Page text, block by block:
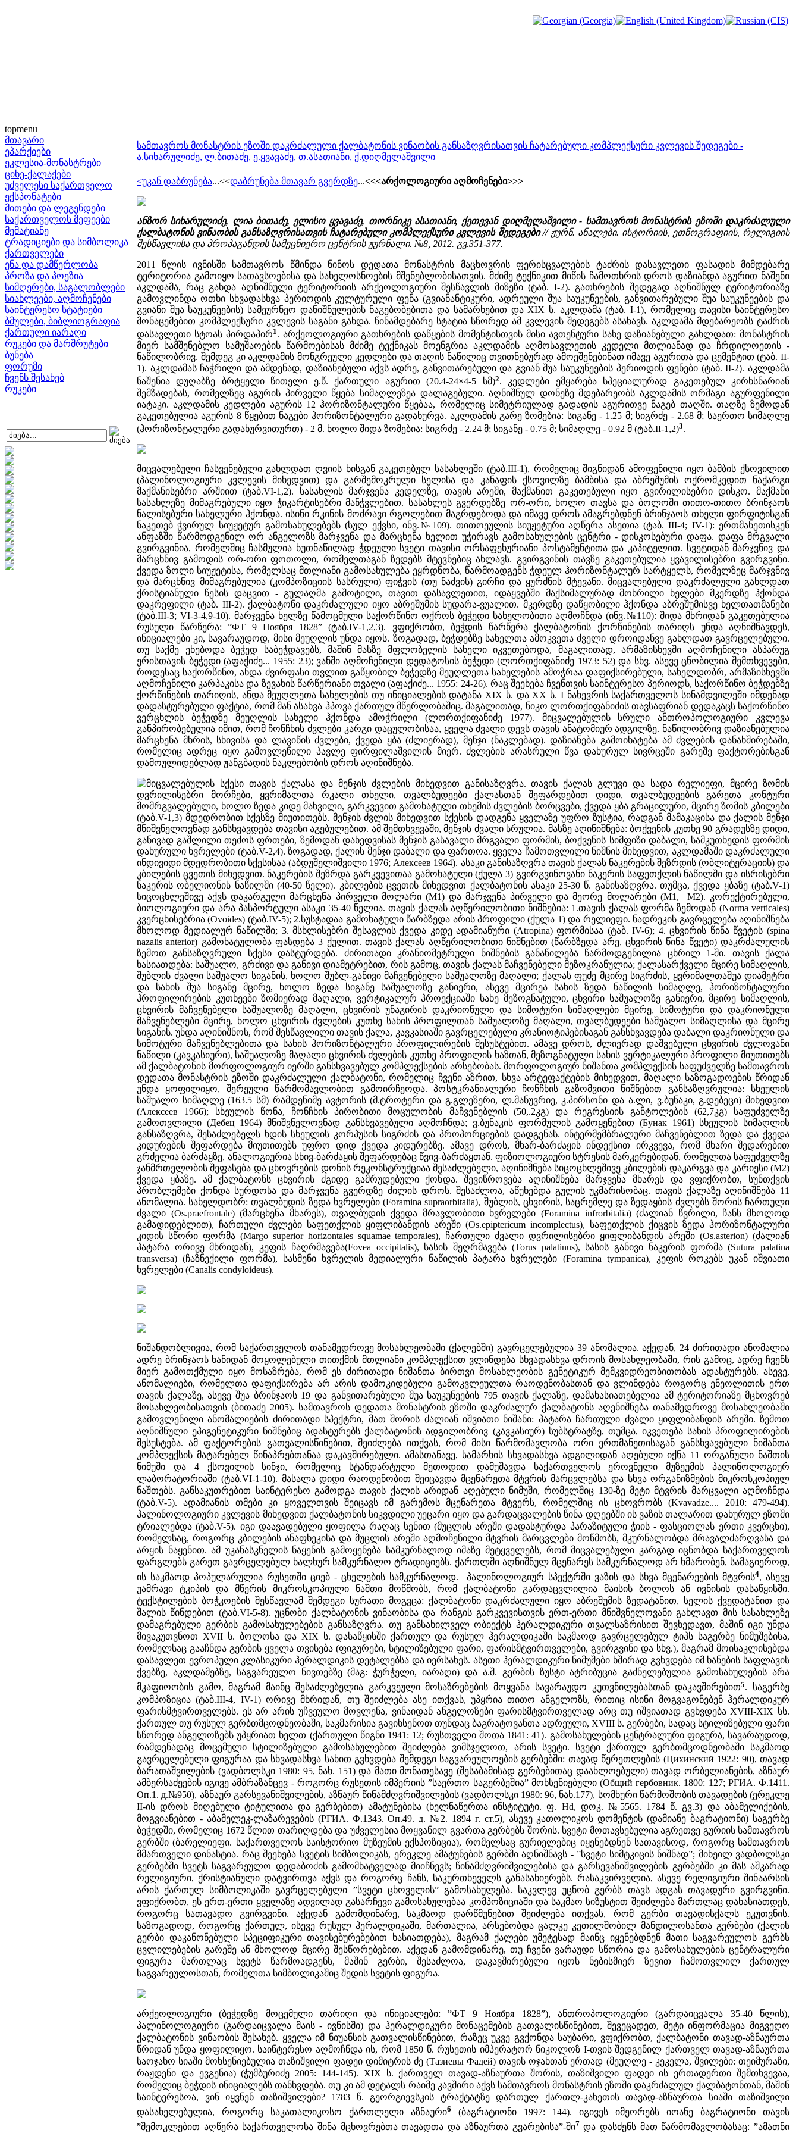
topmenu
მთავარი
ეპარქიები
ეკლესია-მონასტრები
ციხე-ქალაქები
უძველესი საქართველო
ექსპონატები
მითები და ლეგენდები
საქართველოს მეფეები
მემატიანე
ტრადიციები და სიმბოლიკა
ქართველები
ენა და დამწერლობა
პროზა და პოეზია
სიმღერები, საგალობლები
სიახლეები, აღმოჩენები
საინტერესო სტატიები
ბმულები, ბიბლიოგრაფია
ქართული იარაღი
რუკები და მარშრუტები
ბუნება
ფორუმი
ჩვენს შესახებ
რუკები
სამთავროს მონასტრის ეზოში დაკრძალული ქალბატონის ვინაობის განსაზღვრისათვის ჩატარებული კომპლექსური კვლევის შედეგები -
ა.სიხარულიძე, ლ.ბითაძე, ე.ყვავაძე, თ.ასათიანი, ქ.დიღმელაშვილი
<უკან დაბრუნება...<<დაბრუნება მთავარ გვერდზე...<<<არქოლოგიური აღმოჩენები>>>
ანზორ სიხარულიძე, ლია ბითაძე, ელისო ყვავაძე, თორნიკე ასათიანი, ქეთევან დიღმელაშვილი - სამთავროს მონასტრის ეზოში დაკრძალული
ქალბატონის ვინაობის განსაზღვრისათვის ჩატარებული კომპლექსური კვლევის შედეგები// ჟურნ. ანალები. ისტორიის, ეთნოგრაფიის, რელიგიის
შესწავლისა და პროპაგანდის სამეცნიერო ცენტრის ჟურნალი. №8, 2012. გვ.351-377.
2011 წლის ივნისში სამთავროს წმინდა ნინოს დედათა მონასტრის მაცხოვრის ფერისცვალების ტაძრის დასავლეთი ფასადის მიმდებარე
ტერიტორია გამოიყო სათავსოებისა და სახელოსნოების მშენებლობისათვის. მძიმე ტექნიკით მიწის ჩამოთხრის დროს დაზიანდა აგურით ნაშენი
აკლდამა, რაც გახდა აღნიშნული ტერიტორიის არქეოლოგიური შესწავლის მიზეზი (ტაბ. I-2). გათხრების შედეგად აღნიშნულ ტერიტორიაზე
გამოვლინდა ოთხი სხვადასხვა პერიოდის კულტურული ფენა (გვიანანტიკური, ადრეული შუა საუკუნეების, განვითარებული შუა საუკუნეების და
გვიანი შუა საუკუნეების) სამეურნეო დანიშნულების ნაგებობებითა და სამარხებით და XIX ს. აკლდამა (ტაბ. I-1), რომელიც თავისი საინტერესო
მონაცემებით კომპლექსური კვლევის საგანი გახდა. წინამდებარე სტატია სწორედ ამ კვლევის შედეგებს ასახავს. აკლდამა მდებარეობს ტაძრის
დასავლეთი სტოას პირდაპირ1. არქეოლოგიური გათხრების დაწყების მომენტისთვის მისი ავთენტური სახე დაზიანებული გახლდათ: მონასტრის
მიერ სამშენებლო სამუშაოების წარმოებისას მძიმე ტექნიკას მოენგრია აკლდამის აღმოსავლეთის კედელი მთლიანად და ჩრდილოეთის -
ნაწილობრივ. შემდეგ კი აკლდამის მონგრეული კედლები და თაღის ნაწილიც თვითნებურად ამოეშენებინათ იმავე აგურითა და ცემენტით (ტაბ. II-
1). აკლდამას ჩაჭრილი და ამდენად, დაზიანებული აქვს ადრე, განვითარებული და გვიან შუა საუკუნეების პერიოდის ფენები (ტაბ. II-2). აკლდამა
ნაშენია დუღაბზე ბრტყელი წითელი ე.წ. ქართული აგურით (20.4-24×4-5 სმ)2. კედლები ემყარება სპეციალურად გაკეთებულ კირხსნარიან
შემზადებას, რომელზეც აგურის პირველი წყება სიმაღლეზეა დალაგებული. აღნიშნულ დონეზე მდებარეობს აკლდამის ორმაგი აგურფენილი
იატაკი. აკლდამის კედლები აგურის 12 ჰორიზონტალური წყებაა, რომელიც სიმეტრიულად გადადის აგურითვე ნაგებ თაღში. თაღზე ზემოდან
გაკეთებულია აგურის 8 წყებით ნაგები ჰორიზონტალური გადახურვა. აკლდამის გარე ზომებია: სიგანე - 1.25 მ; სიგრძე - 2.68 მ; საერთო სიმაღლე
(ჰორიზონტალური გადახურვითურთ) - 2 მ. ხოლო შიდა ზომებია: სიგრძე - 2.24 მ; სიგანე - 0.75 მ; სიმაღლე - 0.92 მ (ტაბ.II-1,2)3.
მიცვალებული ჩასვენებული გახლდათ ღვიის ხისგან გაკეთებულ სასახლეში (ტაბ.III-1), რომელიც შიგნიდან ამოფენილი იყო ბამბის ქსოვილით
(პალინოლოგიური კვლევის მიხედვით) და გარშემოკრული სელისა და კანაფის ქსოვილზე ბამბისა და აბრეშუმის ოქრომკედით ნაქარგი
მაქმანისებრი არშიით (ტაბ.VI-1,2). სასახლის მარჯვენა კედელზე, თავის არეში, მაქმანით გაკეთებული იყო გვირილისებრი დისკო. მაქმანი
სასახლეზე მიმაგრებული იყო ჭიკარტისებრი მანჭვლებით. სასახლეს გვერდებზე ორ-ორი, ხოლო თავსა და ბოლოში თითო-თითო ბრინჯაოს
ნალისებური სახელური ჰქონდა. ისინი რკინის მოძრავი რგოლებით მაგრდებოდა და იმავე დროს ამაგრებდნენ ბრინჯაოს თხელი ფირფიტისგან
ნაკეთებ ჭვირულ სიუჟეტურ გამოსახულებებს (სულ ექვსი, ინვ.№109). თითოეულის სიუჟეტური აღწერა ასეთია (ტაბ. III-4; IV-1): ერთმანეთისკენ
ანფაზში წარმოდგენილ ორ ანგელოზს მარჯვენა და მარცხენა ხელით უჭირავს გამოსახულების ცენტრი - დისკოსებური დაფა. დაფა მრგვალი
გვირგვინია, რომელშიც ჩასმულია ხუთნაწილად ჭდეული სვეტი თავისი ორსაფეხურიანი პოსტამენტითა და კაპიტელით. სვეტიდან მარჯვნივ და
მარცხნივ გამოდის ორ-ორი ფოთოლი, რომელთაგან ზედებს მტევნებიც ახლავს. გვირგვინის თავზე გაკეთებულია ყვავილისებრი გვირგვინი.
ქვედა ზოლი სიუჟეტისა, რომელსაც მთლიანი გამოსახულება ეყრდნობა, წარმოადგენს ჭდეულ ჰორიზონტალურ სარტყელს, რომელზეც მარჯვნივ
და მარცხნივ მიმაგრებულია (კომპოზიციის სასრული) ფიჭვის (თუ ნაძვის) გირჩი და ყურძნის მტევანი. მიცვალებული დაკრძალული გახლდათ
ქრისტიანული წესის დაცვით - გულაღმა გაშოტილი, თავით დასავლეთით, იდაყვებში მაქსიმალურად მოხრილი ხელები მკერდზე ჰქონდა
დაკრეფილი (ტაბ. III-2). ქალბატონი დაკრძალული იყო აბრეშუმის სუდარა-ვუალით. მკერდზე დაწყობილი ჰქონდა აბრეშუმისვე ხელთათმანები
(ტაბ.III-3; VI-3-4,9-10). მარჯვენა ხელზე წამოცმული საქორწინო ოქროს ბეჭედი სახელობითი აღმოჩნდა (ინვ.№110): შიდა მხრიდან გაკეთებულია
რუსული წარწერა: ”ФТ 9 Ноября 1828” (ტაბ.IV-1,2,3). ვფიქრობთ, ბეჭდის წარწერა ქალბატონის ქორწინების თარიღს უნდა აღნიშნავდეს,
ინიციალები კი, სავარაუდოდ, მისი მეუღლის უნდა იყოს. ზოგადად, ბეჭდებზე სახელთა ამოკვეთა ძველი დროიდანვე გახლდათ გავრცელებული.
თუ საქმე ეხებოდა ბეჭედ საბეჭდავებს, მაშინ მასზე მფლობელის სახელი იკვეთებოდა, მაგალითად, არმაზისხევში აღმოჩენილი ასპარუგ
ერისთავის ბეჭედი (აფაქიძე... 1955: 23); ვანში აღმოჩენილი დედატოსის ბეჭედი (ლორთქიფანიძე 1973: 52) და სხვ. ასევე ცნობილია შემთხვევები,
როდესაც საქორწინო, ანდა ძვირფასი თვლით გაწყობილ ბეჭედზე მეუღლეთა სახელების ამოჭრაა დაფიქსირებული, სახელდობრ, არმაზისხევში
აღმოჩენილი კარპაკისა და ზევახის წარწერიანი თვალი (აფაქიძე... 1955: 24-26). რაც შეეხება ჩვენთვის საინტერესო პერიოდს, საქორწინო ბეჭდებზე
ქორწინების თარიღის, ანდა მეუღლეთა სახელების თუ ინიციალების დატანა XIX ს. და XX ს. I ნახევრის საქართველოს სინამდვილეში იმდენად
დადასტურებული ფაქტია, რომ მან ასახვა ჰპოვა ქართულ მწერლობაშიც. მაგალითად, ნიკო ლორთქიფანიძის თავსაფრიან დედაკაცს საქორწინო
ვერცხლის ბეჭედზე მეუღლის სახელი ჰქონდა ამოჭრილი (ლორთქიფანიძე 1977). მიცვალებულის სრული ანთროპოლოგიური კვლევა
განპირობებულია იმით, რომ ჩონჩხის ძვლები კარგი დაცულობისაა, ყველა ძვალი დევს თავის ანატომიურ ადგილზე. ნაწილობრივ დაზიანებულია
მარცხენა მხრის, სხივისა და ლავიწის ძვლები, ქვედა ყბა (ძლიერად), მენჯი (ნაკლებად). დაზიანება გამოიხატება ამ ძვლების დანახშირებაში,
რომელიც ადრეც იყო გამოვლენილი პავლე ფირფილაშვილის მიერ. ძვლების არასრული წვა დახურულ სივრცეში გარეშე ფაქტორებისგან
დამოულიდებლად ჟანგბადის ნაკლებობის დროს აღინიშნება.
მიცვალებულის სქესი თავის ქალასა და მენჯის ძვლების მიხედვით განისაზღვრა. თავის ქალას გლუვი და სადა რელიეფი, მცირე ზომის
დვრილისებრი მორჩები, ყვრიმალთა რკალი თხელი, თვალბუდეები ქალასთან შეფარდებით დიდი, თვალბუდეების გარეთა კონტური
მომრგვალებული, ხოლო ზედა კიდე მახვილი, გარკვევით გამოხატული თხემის ძვლების ბორცვები, ქვედა ყბა გრაცილური, მცირე ზომის კბილები
(ტაბ.V-1,3) მდედრობით სქესზე მიუთითებს. მენჯის ძვლის მიხედვით სქესის დადგენა ყველაზე უფრო ზუსტია, რადგან მამაკაცისა და ქალის მენჯი
მნიშვნელოვნად განსხვავდება თავისი აგებულებით. ამ შემთხვევაში, მენჯის ძვალი სრულია. მასზე აღინიშნება: ბოქვენის კუთხე 90 გრადუსზე დიდი,
განივად გაშლილი თეძოს ფრთები, ზემოდან დახედვისას მენჯის გასავალი მრგვალი ფორმის, ბოქვენის სიმფიზი დაბალი, სამკუთხედის ფორმის
დახურული ხვრელები (ტაბ.V-2,4). ზოგადად, ქალის მენჯი დაბალი და ფართოა. ყველა ჩამოთვლილი ნიშნის მიხედვით, აკლდამაში დაკრძალული
ინდივიდი მდედრობითი სქესისაა (აბდუშელიშვილი 1976; Алексеев 1964). ასაკი განისაზღვრა თავის ქალას ნაკერების შეზრდის (ობლიტერაციის) და
კბილების ცვეთის მიხედვით. ნაკერების შეზრდა გარკვევითაა გამოხატული (ქულა 3) გვირგვინოვანი ნაკერის საფეთქლის ნაწილში და ისრისებრი
ნაკერის ობელიონის ნაწილში (40-50 წელი). კბილების ცვეთის მიხედვით ქალბატონის ასაკი 25-30 წ. განისაზღვრა. თუმცა, ქვედა ყბაზე (ტაბ.V-1)
სიცოცხლეშივე აქვს დაკარგული მარცხენა პირველი მოლარი (M1) და მარჯვენა პირველი და მეორე მოლარები (M1, M2). კორექტირებული,
ბიოლოგიური და არა პასპორტული ასაკი 35-40 წელია. თავის ქალას აღწერილობითი ნიშნებია: 1.თავის ქალას ფორმა ზემოდან (Norma verticales)
კვერცხისებრია (Ovoides) (ტაბ.IV-5); 2.სუსტადაა გამოხატული წარბზედა არის პროფილი (ქულა 1) და რელიეფი. ნადრეკის გავრცელება აღინიშნება
მხოლოდ მედიალურ ნაწილში; 3. მსხლისებრი შესავლის ქვედა კიდე ადამიანური (Atropina) ფორმისაა (ტაბ. IV-6); 4. ცხვირის წინა წვეტის (spina
nazalis anterior) გამოხატულობა ფასდება 3 ქულით. თავის ქალას აღწერილობითი ნიშნებით (წარბზედა არე, ცხვირის წინა წვეტი) დაკრძალულის
ზემოთ განსაზღვრული სქესი დასტურდება. ძირითადი კრანიომეტრული ნიშნების განაწილება წარმოდგენილია ცხრილ 1-ში. თავის ქალა
ხასიათდება: საშუალო, გრძივი და განივი დიამეტრებით, რის გამოც, თავის ქალას მაჩვენებელი მეზოკრანულია; ქალასარქველი მცირე სიმაღლის,
შუბლის ძვალი საშუალო სიგანის, ხოლო შუბლ-განივი მაჩვენებელი საშუალოზე მაღალი; ქალას ფუძე მცირე სიგრძის, ყვრიმალთაშუა დიამეტრი
და სახის შუა სიგანე მცირე, ხოლო ზედა სიგანე საშუალოზე განიერი, ასევე მცირეა სახის ზედა ნაწილის სიმაღლე, ჰორიზონტალური
პროფილირების კუთხეები ზომიერად მაღალი, ვერტიკალურ პროექციაში სახე მეზოგნატული, ცხვირი საშუალოზე განიერი, მცირე სიმაღლის,
ცხვირის მაჩვენებელი საშუალოზე მაღალი, ცხვირის უნაგირის დაკრიონული და სიმოტური სიმაღლები მცირე, სიმოტური და დაკრიონული
მაჩვენებლები მცირე, ხოლო ცხვირის ძვლების კუთხე სახის პროფილთან საშუალოზე მაღალი, თვალბუდეები საშუალო სიმაღლისა და მცირე
სიგანის. უნდა აღინიშნოს, რომ შესწავლილი თავის ქალა, კავკასიაში გავრცელებული კრანიოტიპებისაგან განსხვავდება დაბალი დაკრიონული და
სიმოტური მაჩვენებლებითა და სახის ჰორიზონტალური პროფილირების შესუსტებით. ამავე დროს, ძლიერად დაშვებული ცხვირის ძვლოვანი
ნაწილი (კავკასიური), საშუალოზე მაღალი ცხვირის ძვლების კუთხე პროფილის ხაზთან, მეზოგნატული სახის ვერტიკალური პროფილი მიუთითებს
ამ ქალბატონის მორფოლოგიურ იერში განსხვავებულ კომპლექსების არსებობას. მორფოლოგიურ ნიშანთა კომპლექსის საფუძველზე სამთავროს
დედათა მონასტრის ეზოში დაკრძალული ქალბატონი, რომელიც ჩვენი აზრით, სხვა არტეფაქტების მიხედვით, მაღალი საზოგადოების წრიდან
უნდა ყოფილიყო, შერეული წარმომავლობით გამოირჩეოდა. პოსტკრანიალური ჩონჩხის გაზომვითი ნიშნებით განსაზღვრულია: სხეულის
საშუალო სიმაღლე (163.5 სმ) რამდენიმე ავტორის (მ.ტროტერი და გ.გლეზერი, ლ.მანუვრიე, კ.პირსონი და ა.ლი, ვ.ბუნაკი, გ.დებეცი) მიხედვით
(Алексеев 1966); სხეულის წონა, ჩონჩხის პირობითი მოცულობის მაჩვენებლის (50,.2კგ) და რეგრესიის განტოლების (62,7კგ) საფუძველზე
გამოთვლილი (Дебец 1964) მნიშვნელოვნად განსხვავებული აღმოჩნდა; ვ.ბუნაკის ფორმულის გამოყენებით (Бунак 1961) სხეულის სიმაღლის
განსაზღვრა, შესაძლებელს ხდის სხეულის კორპუსის სიგრძის და პროპორციების დადგენას. ინტერმემბრალური მაჩვენებლით ზედა და ქვედა
კიდურების შეფარდება მიუთითებს უფრო დიდ ქვედა კიდურებზე. ამავე დროს, მხარ-ბარძაყის ინდექსით ირკვევა, რომ მხარი შედარებით
გრძელია ბარძაყზე, ანალოგიურია სხივ-ბარძაყის შეფარდებაც წვივ-ბარძაყთან. ფიზიოლოგიური სტრესის მარკერებიდან, რომელთა საფუძველზე
ჯანმრთელობის შეფასება და ცხოვრების დონის რეკონსტრუქციაა შესაძლებელი, აღინიშნება სიცოცხლეშივე კბილების დაკარგვა და კარიესი (M2)
ქვედა ყბაზე. ამ ქალბატონს ცხვირის ძგიდე გამრუდებული ქონდა. შევიწროვება აღინიშნება მარჯვენა მხარეს და ვფიქრობთ, სუნთქვის
პრობლემები ქონდა სურდოსა და მარჯვენა გვერდზე ძილის დროს. შესაძლოა, აწუხებდა გულის უკმარისობაც. თავის ქალაზე აღინიშნება 11
ანომალია. სახელდობრ: თვალბუდის ზედა ხვრელები (Foramina supraorbitalia), შუბლის, ცხვირის, საცრემლე და ზედაყბის ძვლებს შორის ჩართული
ძვალი (Os.praefrontale) (მარცხენა მხარეს), თვალბუდის ქვედა მრავლობითი ხვრელები (Foramina infrorbitalia) (ძალიან წვრილი, ჩანს მხოლოდ
გამადიდებლით), ჩართული ძვლები საფეთქლის ყიფლიბანდის არეში (Os.epiptericum incomplectus), საფეთქლის ქიცვის ზედა ჰორიზონტალური
კიდის სწორი ფორმა (Margo superior horizontales squamae temporales), ჩართული ძვალი დვრილისებრი ყიფლიბანდის არეში (Os.asterion) (ძალიან
პატარა ორივე მხრიდან), კეფის ჩაღრმავება(Fovea occipitalis), სასის შეღრმავება (Torus palatinus), სასის განივი ნაკერის ფორმა (Sutura palatina
transversa) (ჩაზნექილი ფორმა), სასმენი ხვრელის მედიალური ნაწილის პატარა ხვრელები (Foramina tympanica), კეფის როკებს უკან იშვიათი
ხვრელები (Canalis condyloideus).
ნიშანდობლივია, რომ საქართველოს თანამედროვე მოსახლეობაში (ქალებში) გავრცელებულია 39 ანომალია. აქედან, 24 ძირითადი ანომალია
ადრე ბრინჯაოს ხანიდან მოყოლებული თითქმის მთლიანი კომპლექსით ვლინდება სხვადასხვა დროის მოსახლეობაში, რის გამოც, ადრე ჩვენს
მიერ გამოთქმული იყო მოსაზრება, რომ ეს ძირითადი ნიშანთა ბირთვი მოსახლეობის გენეტიკურ მემკვიდრეობითობას ადასტურებს. ასევე,
ანომალიები, რომელთა დაფიქსირება არ არის დამოკიდებული გამოკვლეულთა რაოდენობასთან და ვლინდება როგორც ენეოლითის ერთ
თავის ქალაზე, ასევე შუა ბრინჯაოს 19 და განვითარებული შუა საუკუნეების 795 თავის ქალაზე, დამახასიათებელია ამ ტერიტორიაზე მცხოვრებ
მოსახლეობისათვის (ბითაძე 2005). სამთავროს დედათა მონასტრის ეზოში დაკრძალურ ქალბატონს აღენიშნება თანამედროვე მოსახლეობაში
გამოვლენილი ანომალიების ძირითადი სპექტრი, მათ შორის ძალიან იშვიათი ნიშანი: პატარა ჩართული ძვალი ყიფლიბანდის არეში. ზემოთ
აღნიშნული ეპიგენეტიკური ნიშნებიც ადასტურებს ქალბატონის ადგილობრივ (კავკასიურ) სუბსტრატზე, თუმცა, იკვეთება სახის პროფილირების
შესუსტება. ამ ფაქტორების გათვალისწინებით, შეიძლება ითქვას, რომ მისი წარმომავლობა ორი ერთმანეთისაგან განსხვავებული ნიშანთა
კომპლექსის მატარებელ წინაპრებთანაა დაკავშირებული. ამასთანავე, სამარხის სხვადასხვა ადგილიდან აღებული იქნა 11 ორგანული ნაშთის
ნიმუში და 4 ქსოვილის სინჯი, რომელიც სტანდარტული მეთოდით დამუშავდა საქართველოს ეროვნული მუზეუმის პალინოლოგიურ
ლაბორატორიაში (ტაბ.VI-1-10). მასალა დიდი რაოდენობით შეიცავდა მცენარეთა მტვრის მარცვლებსა და სხვა ორგანიზმების მიკროსკოპიულ
ნაშთებს. განსაკუთრებით საინტერესო გამოდგა თავის ქალის არიდან აღებული ნიმუში, რომელშიც 130-ზე მეტი მტვრის მარცვალი აღმოჩნდა
(ტაბ.V-5). ადამიანის თმები კი ყოველთვის შეიცავს იმ გარემოს მცენარეთა მტვერს, რომელშიც ის ცხოვრობს (Kvavadze.... 2010: 479-494).
პალინოლოგიური კვლევის მიხედვით ქალბატონის სიკვდილი უეცარი იყო და გარდაცვალების წინა დღეებში ის ვაზის თალარით დახურულ ეზოში
ტრიალებდა (ტაბ.V-5). იგი დაავადებული ყოფილა რაღაც სენით (მუცლის არეში დადასტურდა პარაზიტული ჭიის - ფასციოლას ერთი კვერცხი),
რომელსაც, როგორც კბილების ანაფხეკისა და მუცლის არეში აღმოჩენილი მტვრის მარცვლები მოწმობს, მკურნალობდა მრავალძარღვასა და
არყის ნაყენით. ამ უკანასკნელის ნაყენის გამოყენება სამკურნალოდ იმაზე მეტყველებს, რომ მიცვალებული კარგად იცნობდა საქართველოს
ფარგლებს გარეთ გავრცელებულ ხალხურ სამკურნალო ტრადიციებს. ქართლში აღნიშნულ მცენარეს სამკურნალოდ არ ხმარობენ, სამაგიეროდ,
ის საკმაოდ პოპულარულია რუსეთში ციებ - ცხელების სამკურნალოდ. პალინოლოგიურ სპექტრში ვაზის და სხვა მცენარეების მტვრის4, ასევე
უამრავი ტკიპის და მწერის მიკროსკოპიული ნაშთი მოწმობს, რომ ქალბატონი გარდაცვლილია მაისის ბოლოს ან ივნისის დასაწყისში.
ტექსტილების ბოჭკოების შესწავლამ შემდეგი სურათი მოგვცა: ქალბატონი დაკრძალული იყო აბრეშუმის ზედატანით, სელის ქვედატანით და
შალის წინდებით (ტაბ.VI-5-8). უცნობი ქალბატონის ვინაობისა და რანგის გარკვევისთვის ერთ-ერთი მნიშვნელოვანი გახლავთ მის სასახლეზე
დამაგრებული გერბის გამოსახულებების განსაზღვრა. თუ განსახილველ ობიექტს ჰერალდიკური თვალსაზრისით შევხედავთ, მაშინ იგი უნდა
მივაკუთვნოთ XVII ს. ბოლოსა და XIX ს. დასაწყისში ქართულ და რუსულ ჰერალდიკაში საკმაოდ გავრცელებულ ტიპს საგერბე ნიმუშებისა,
რომელსაც გააჩნდა გერბის ყველა თვისება (ფიგურები, სტილიზებული ფარი, ფარისმტვირთველები, გვირგვინი და სხვ.), მაგრამ მოისაკლისებდა
დასავლეთ ევროპული კლასიკური ჰერალდიკის დეტალებსა და იერსახეს. ასეთი ჰერალდიკური ნიმუშები ხშირად გვხვდება იმ ხანების საფლავის
ქვებზე, აკლდამებზე, საგვარეულო ნივთებზე (მაგ: ჭურჭელი, იარაღი) და ა.შ. გერბის ზუსტი ატრიბუცია გაძნელებულია გამოსახულების არა
მკაფიოობის გამო, მაგრამ მაინც შესაძლებელია გარკვეული მოსაზრებების მოყვანა სავარაუდო კუთვნილებასთან დაკავშირებით5. საგერბე
კომპოზიცია (ტაბ.III-4, IV-1) ორივე მხრიდან, თუ შეიძლება ასე ითქვას, უპყრია თითო ანგელოზს, რითიც ისინი მოგვაგონებენ ჰერალდიკურ
ფარისმტვირთველებს. ეს არ არის უჩვეულო მოვლენა, ვინაიდან ანგელოზები ფარისმტვირთველად არც თუ იშვიათად გვხვდება XVIII-XIX სს.
ქართულ თუ რუსულ გერბთმცოდნეობაში, საკმარისია გავიხსენოთ თუნდაც ბაგრატოვანთა ადრეული, XVIII ს. გერბები, სადაც სტილიზებული ფარი
სწორედ ანგელოზებს უპყრიათ ხელთ (ქართული წიგნი 1941: 12; რუსთველი შოთა 1841: 41). გამოსახულების ცენტრალური ფიგურა, სავარაუდოდ,
რამდენადაც მოცემული სტილიზებული გამოსახულებით შეიძლება ვიმსჯელოთ, არის სვეტი. სვეტი ქართულ გერბთმცოდნეობაში საკმაოდ
გავრცელებული ფიგურაა და სხვადასხვა სახით გვხვდება შემდეგი საგვარეულოების გერბებში: თავად წერეთლების (Цихинский 1922: 90), თავად
ბარათაშვილების (ვადბოლსკი 1980: 95, ნახ. 151) და მათი მონათესავე (შესაბამისად გერბებითაც დაახლოებული) თავად ორბელიანების, აზნაურ
ამბერსაძეების იგივე ამბრაზანცევ - როგორც რუსეთის იმპერიის ”საერთო საგერბეშია” მოხსენიებული (Общий гербовник. 1800: 127; РГИА. Ф.1411.
Оп.1. д.№950), აზნაურ გარსევანიშვილების, აზნაურ წინამძღვრიშვილების (ვადბოლსკი 1980: 96, ნახ.177), სომხური წარმოშობის თავადების (ერეკლე
II-ის დროს მიღებული ტიტულითა და გერბებით) ამატუნებისა (ხელნაწერთა ინსტიტუტი. ფ. Hd, დოკ. №5565. 1784 წ. გვ.3) და აბამელიქების,
მოგვიანებით - აბამელეკ-ლაზარევების (РГИА. Ф.1343. Оп.49. д. №2. 1894 г. ст.5), ასევე კათოლიკოს დომენტის (დამიანე ბაგრატიონი) საგერბე
ბეჭედში, რომელიც 1672 წლით თარიღდება და უძველესია მოყვანილ გვართა გერბებს შორის. სვეტი მოთავსებულია აგრეთვე გურიის სამთავროს
გერბში (ბარელიეფი. საქართველოს საისტორიო მუზეუმის ექსპოზიცია), რომელსაც გურიელებიც იყენებდნენ სათავისოდ, როგორც სამთავროს
მმართველი დინასტია. რაც შეეხება სვეტის სიმბოლიკას, ერეკლე ამატუნების გერბში აღნიშნავს - ”სვეტი სიმტკიცის ნიშნად”; მიხეილ ვადბოლსკი
გერბებში სვეტს საგვარეულო დედაბოძის გამომხატველად მიიჩნევს; წინამძღვრიშვილებისა და გარსევანიშვილების გერბებში კი მას აშკარად
რელიგიური, ქრისტიანული დატვირთვა აქვს და როგორც ჩანს, საკურთხეველს განასახიერებს. რასაკვირველია, ასევე რელიგიური შინაარსის
არის ქართულ სიმბოლიკაში გავრცელებული ”სვეტი ცხოველის” გამოსახულება. საკვლევ უცნობ გერბს თავს ადგას თავადური გვირგვინი.
ვფიქრობთ, ეს ერთ-ერთი ყველაზე ადვილად გასარჩევი გამოსახულებაა კომპოზიციაში და საკმაო სიზუსტით შეიძლება მართლაც დახასიათდეს,
როგორც სათავადო გვირგვინი. აქედან გამომდინარე, საკმაოდ დარწმუნებით შეიძლება ითქვას, რომ გერბი თავადისქალს ეკუთვნის.
საზოგადოდ, როგორც ქართულ, ისევე რუსულ ჰერალდიკაში, მართალია, არსებობდა ცალკე კეთილშობილ მანდილოსანთა გერბები (ქალის
გერბი დაკანონებული სპეციფიკური თავისებურებებით ხასიათდება), მაგრამ ქალები უმეტესად მაინც იყენებდნენ მათი საგვარეულოს გერბს
ცვლილებების გარეშე ან მხოლოდ მცირე შესწორებებით. აქედან გამომდინარე, თუ ჩვენი ვარაუდი სწორია და გამოსახულების ცენტრალური
ფიგურა მართლაც სვეტს წარმოადგენს, მაშინ გერბი, შესაძლოა, დაკავშირებული იყოს ნებისმიერ ზევით ჩამოთვლილ ქართულ
საგვარეულოსთან, რომელთა სიმბოლიკაშიც შედის სვეტის ფიგურა.
არქეოლოგიური (ბეჭედზე მოცემული თარიღი და ინიციალები: ”ФТ 9 Ноября 1828”), ანთროპოლოგიური (გარდაიცვალა 35-40 წლის),
პალინოლოგიური (გარდაიცვალა მაის - ივნისში) და ჰერალდიკური მონაცემების გათვალისწინებით, შევეცადეთ, მეტი ინფორმაცია მიგვეღო
ქალბატონის ვინაობის შესახებ. ყველა იმ ნიუანსის გათვალისწინებით, რაზეც უკვე გვქონდა საუბარი, ვფიქრობთ, ქალბატონი თავად-აზნაურთა
წრიდან უნდა ყოფილიყო. საინტერესო აღმოჩნდა ის, რომ 1850 წ. რუსეთის იმპერატორ ნიკოლოზ I-თვის შედგენილ ქართველ თავად-აზნაურთა
საოჯახო სიაში მოხსენიებულია თაზიშვილი ფადეი დიმიტრის ძე (Тазиевы Фадей) თავის ოჯახთან ერთად (მეუღლე - კეკელა, შვილები: თეიმურაზი,
რაჟდენი და ევგენია) (ჭუმბურიძე 2005: 144-145). XIX ს. ქართველ თავად-აზნაურთა შორის, თაზიშვილი ფადეი ის ერთადერთი შემთხვევაა,
რომელიც ბეჭდის ინიციალებს თანხვდება. თუ კი ამ დეტალს რაიმე კავშირი აქვს სამთავროს მონასტრის ეზოში დაკრძალულ ქალბატონთან, მაშინ
საინტერესოა, ვინ იყვნენ თაზიშვილები? 1783 წ. გეორგიევსკის ტრაქტატზე დართულ ქართლ-კახეთის თავად-აზნაურთა სიაში თაზიშვილი
დასახელებულია, როგორც საკათალიკოსო ქართლელი აზნაური6
(ბაგრატიონი 1997: 144). იგივეს იმეორებს იოანე ბაგრატიონი თავის
”შემოკლებით აღწერა საქართველოსა შინა მცხოვრებთა თავადთა და აზნაურთა გვარებისა”-ში7 და დასძენს მათ წარმომავლობასაც: ”ამათნი